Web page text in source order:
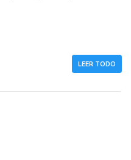
LEER TODO